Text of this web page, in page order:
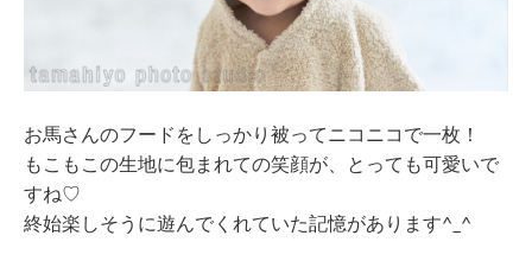
お馬さんのフードをしっかり被ってニコニコで一枚！
もこもこの生地に包まれての笑顔が、とっても可愛いで
すね♡
終始楽しそうに遊んでくれていた記憶があります^_^